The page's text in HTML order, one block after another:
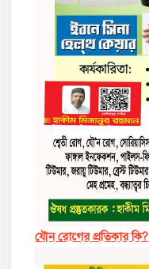
যৌন রোগের প্রতিকার কি?